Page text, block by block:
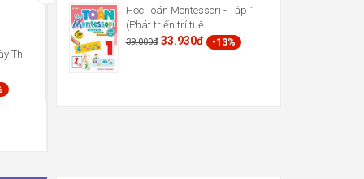
Thì
Phương Pháp Giáo Dục Sớm
Montessori Cho Trẻ Từ 0...
55.000đ 47.850đ -13%
Cùng Con Chống Nạn Bắt Nạt
135.000đ
Học Toán Montessori - Tập 1
(Phát triển trí tuệ...
39.000đ 33.930đ -13%